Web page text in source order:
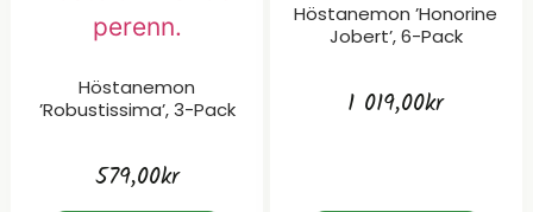
Höstanemon
’Robustissima’, 3-Pack
579,00kr
Höstanemon ’Honorine
Jobert’, 6-Pack
1 019,00kr